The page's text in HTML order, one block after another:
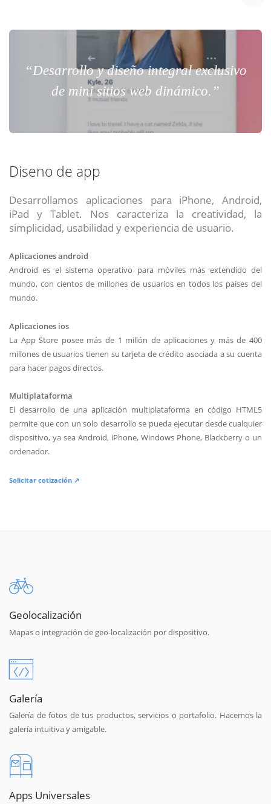
“Desarrollo y diseño integral exclusivo
de mini sitios web dinámico.”
Diseno de app
Desarrollamos aplicaciones para iPhone, Android,
iPad y Tablet. Nos caracteriza la creatividad, la
simplicidad, usabilidad y experiencia de usuario.
Aplicaciones android
Android es el sistema operativo para móviles más extendido del
mundo, con cientos de millones de usuarios en todos los países del
mundo.
Aplicaciones ios
La App Store posee más de 1 millón de aplicaciones y más de 400
millones de usuarios tienen su tarjeta de crédito asociada a su cuenta
para hacer pagos directos.
Multiplataforma
El desarrollo de una aplicación multiplataforma en código HTML5
permite que con un solo desarrollo se pueda ejecutar desde cualquier
dispositivo, ya sea Android, iPhone, Windows Phone, Blackberry o un
ordenador.
Solicitar cotización ↗
Geolocalización
Mapas o integración de geo-localización por dispositivo.
Galería
Galería de fotos de tus productos, servicios o portafolio. Hacemos la
galería intuitiva y amigable.
Apps Universales